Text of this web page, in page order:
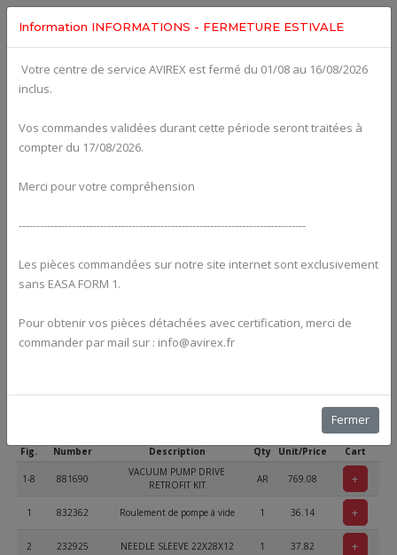
fig. 37-10-00
Click here to see Your Cart
Fig.
Number
Description Qty Unit/Price
Add to
Cart
1-8 881690
VACUUM PUMP DRIVE
RETROFIT KIT
AR 769.08 +
1 832362 Roulement de pompe à vide 1 36.14 +
2 232925 NEEDLE SLEEVE 22X28X12 1 37.82 +
Information INFORMATIONS - FERMETURE ESTIVALE
Votre centre de service AVIREX est fermé du 01/08 au 16/08/2026
inclus.
Vos commandes validées durant cette période seront traitées à
compter du 17/08/2026.
Merci pour votre compréhension
---------------------------------------------------------------------------------
Les pièces commandées sur notre site internet sont exclusivement
sans EASA FORM 1.
Pour obtenir vos pièces détachées avec certification, merci de
commander par mail sur : info@avirex.fr
Fermer